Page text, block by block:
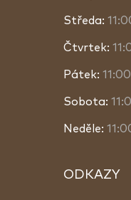
Středa:
Čtvrtek:
Pátek:
Sobota:
Neděle:
ODKAZY